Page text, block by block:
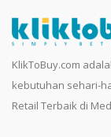
KlikToBuy.com
kebutuhan sehari-
Retail Terbaik di